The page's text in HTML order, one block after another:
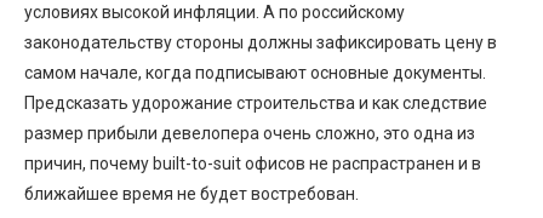
условиях высокой инфляции. А по российскому
законодательству стороны должны зафиксировать цену в
самом начале, когда подписывают основные документы.
Предсказать удорожание строительства и как следствие
размер прибыли девелопера очень сложно, это одна из
причин, почему built-to-suit офисов не распрастранен и в
ближайшее время не будет востребован.